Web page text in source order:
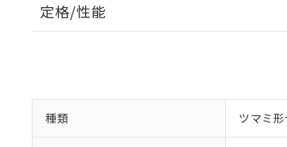
定格/性能
種類 ツマミ